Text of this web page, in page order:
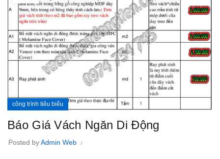
công trình tiêu biểu
Báo Giá Vách Ngăn Di Động
Posted byAdmin Web